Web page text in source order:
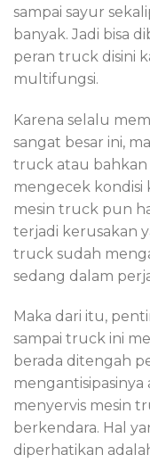
sampai sayur
banyak. Jadi bisa
peran truck disini
multifungsi.
Karena selalu
sangat besar ini,
truck atau
mengecek kondisi
mesin truck pun
terjadi kerusakan
truck sudah
sedang dalam
Maka dari itu,
sampai truck ini
berada ditengah
menyervis mesin
berkendara. Hal
diperhatikan